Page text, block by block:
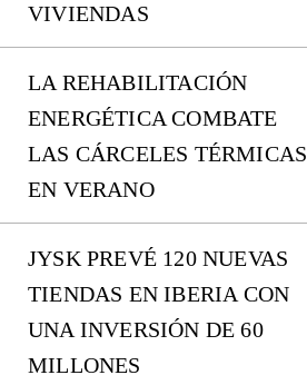
VIVIENDAS
LA REHABILITACIÓN
ENERGÉTICA COMBATE
LAS CÁRCELES TÉRMICAS
EN VERANO
JYSK PREVÉ 120 NUEVAS
TIENDAS EN IBERIA CON
UNA INVERSIÓN DE 60
MILLONES